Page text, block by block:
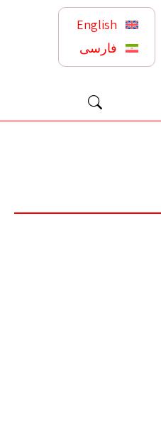
English
فارسی